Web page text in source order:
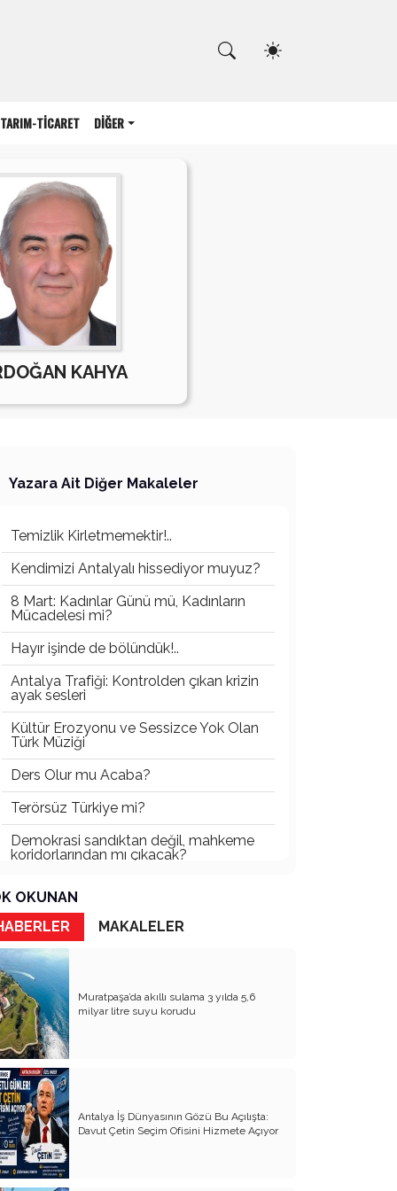
TARIM-TİCARET DİĞER
KAHYA
Yazara Ait Diğer Makaleler
Temizlik Kirletmemektir!..
Kendimizi Antalyalı hissediyor muyuz?
8 Mart: Kadınlar Günü mü, Kadınların
Mücadelesi mi?
Hayır işinde de bölündük!..
Antalya Trafiği: Kontrolden çıkan krizin
ayak sesleri
Kültür Erozyonu ve Sessizce Yok Olan
Türk Müziği
Ders Olur mu Acaba?
Terörsüz Türkiye mi?
Demokrasi sandıktan değil, mahkeme
koridorlarından mı çıkacak?
Gazetecinin kaderi!..
Turizmde Herşey Dahil Sistemi
tartışılmalı
MB Başkanı ve Şimşek’e
Padişahın Vergi Deneyi!..
Erdoğan ve Özel’e açık mektup!..
Bahçeli siyasetin zirvesine oturdu!..
Artık yeter!.. Başka Antalya yok!..
Milli Eğitim cemaatlere mi teslim
ediliyor?
Liyakatın Gözyaşları!..
OKUNAN
MAKALELER
Muratpaşa’da akıllı sulama 3 yılda 5,6
milyar litre suyu korudu
Antalya İş Dünyasının Gözü Bu Açılışta:
Davut Çetin Seçim Ofisini Hizmete Açıyor